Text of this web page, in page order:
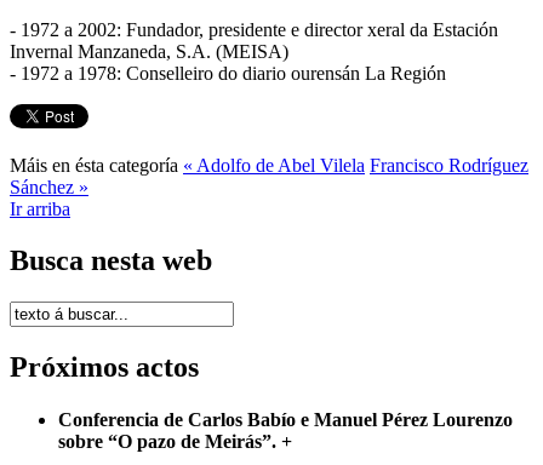
- 1972 a 2002: Fundador, presidente e director xeral da Estación
Invernal Manzaneda, S.A. (MEISA)
- 1972 a 1978: Conselleiro do diario ourensán La Región
Máis en ésta categoría « Adolfo de Abel Vilela Francisco Rodríguez
Sánchez »
Ir arriba
Busca nesta web
Próximos actos
Conferencia de Carlos Babío e Manuel Pérez Lourenzo
sobre “O pazo de Meirás”. +